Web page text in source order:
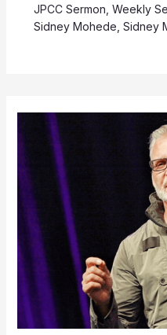
JPCC Sermon, Weekly
Sidney Mohede, Sidney